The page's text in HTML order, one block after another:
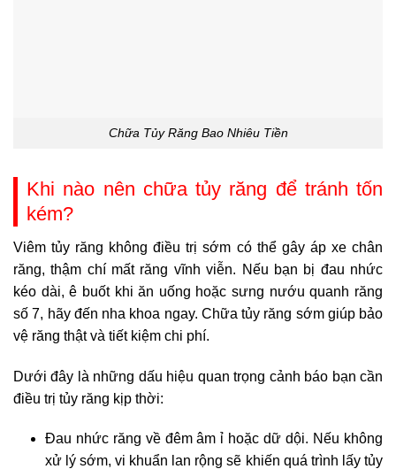
Chữa Tủy Răng Bao Nhiêu Tiền
Khi nào nên chữa tủy răng để tránh tốn
kém?
Viêm tủy răng không điều trị sớm có thể gây áp xe chân
răng, thậm chí mất răng vĩnh viễn. Nếu bạn bị đau nhức
kéo dài, ê buốt khi ăn uống hoặc sưng nướu quanh răng
số 7, hãy đến nha khoa ngay. Chữa tủy răng sớm giúp bảo
vệ răng thật và tiết kiệm chi phí.
Dưới đây là những dấu hiệu quan trọng cảnh báo bạn cần
điều trị tủy răng kịp thời:
Đau nhức răng về đêm âm ỉ hoặc dữ dội. Nếu không
xử lý sớm, vi khuẩn lan rộng sẽ khiến quá trình lấy tủy